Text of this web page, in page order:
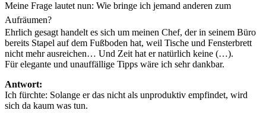
Meine Frage lautet nun: Wie bringe ich jemand anderen zum
Aufräumen?
Ehrlich gesagt handelt es sich um meinen Chef, der in seinem Büro
bereits Stapel auf dem Fußboden hat, weil Tische und Fensterbrett
nicht mehr ausreichen… Und Zeit hat er natürlich keine (…).
Für elegante und unauffällige Tipps wäre ich sehr dankbar.
Antwort:
Ich fürchte: Solange er das nicht als unproduktiv empfindet, wird
sich da kaum was tun.